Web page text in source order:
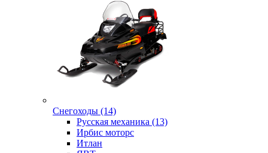
Снегоходы (14)
Русская механика (13)
Ирбис моторс
Итлан